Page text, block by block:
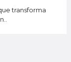
transforma